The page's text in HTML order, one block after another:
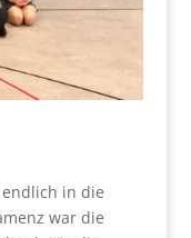
endlich in die
war die